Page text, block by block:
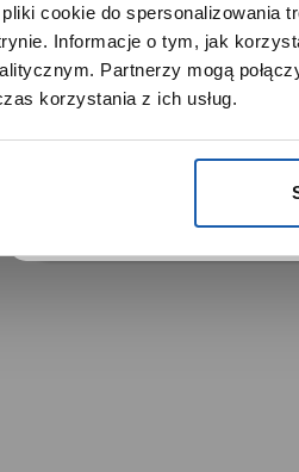
cookie do spersonalizowania
Informacje o tym, jak
Partnerzy mogą
korzystania z ich usług.
prawa zastrzeżone.
Używamy plików
marketingowych, w
optymalizować jej
DOWIEDZ SIĘ